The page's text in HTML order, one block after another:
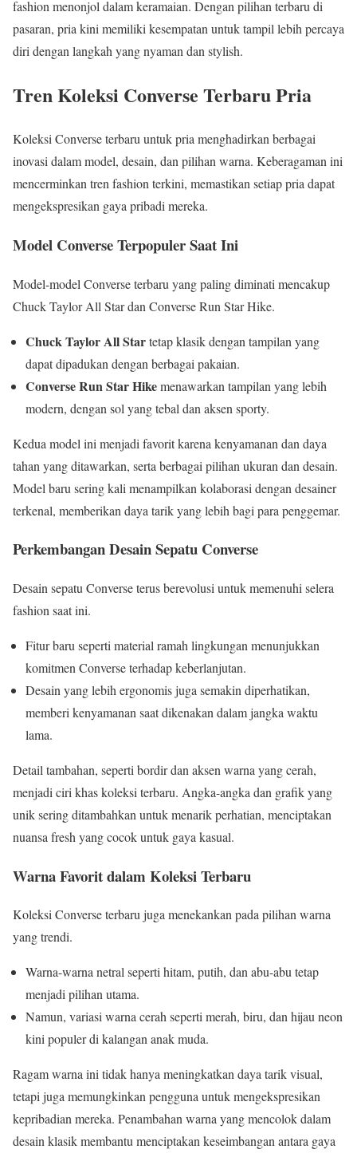
fashion menonjol dalam keramaian. Dengan pilihan terbaru di
pasaran, pria kini memiliki kesempatan untuk tampil lebih percaya
diri dengan langkah yang nyaman dan stylish.
Tren Koleksi Converse Terbaru Pria
Koleksi Converse terbaru untuk pria menghadirkan berbagai
inovasi dalam model, desain, dan pilihan warna. Keberagaman ini
mencerminkan tren fashion terkini, memastikan setiap pria dapat
mengekspresikan gaya pribadi mereka.
Model Converse Terpopuler Saat Ini
Model-model Converse terbaru yang paling diminati mencakup
Chuck Taylor All Star dan Converse Run Star Hike.
Chuck Taylor All Startetap klasik dengan tampilan yang
dapat dipadukan dengan berbagai pakaian.
Converse Run Star Hikemenawarkan tampilan yang lebih
modern, dengan sol yang tebal dan aksen sporty.
Kedua model ini menjadi favorit karena kenyamanan dan daya
tahan yang ditawarkan, serta berbagai pilihan ukuran dan desain.
Model baru sering kali menampilkan kolaborasi dengan desainer
terkenal, memberikan daya tarik yang lebih bagi para penggemar.
Perkembangan Desain Sepatu Converse
Desain sepatu Converse terus berevolusi untuk memenuhi selera
fashion saat ini.
Fitur baru seperti material ramah lingkungan menunjukkan
komitmen Converse terhadap keberlanjutan.
Desain yang lebih ergonomis juga semakin diperhatikan,
memberi kenyamanan saat dikenakan dalam jangka waktu
lama.
Detail tambahan, seperti bordir dan aksen warna yang cerah,
menjadi ciri khas koleksi terbaru. Angka-angka dan grafik yang
unik sering ditambahkan untuk menarik perhatian, menciptakan
nuansa fresh yang cocok untuk gaya kasual.
Warna Favorit dalam Koleksi Terbaru
Koleksi Converse terbaru juga menekankan pada pilihan warna
yang trendi.
Warna-warna netral seperti hitam, putih, dan abu-abu tetap
menjadi pilihan utama.
Namun, variasi warna cerah seperti merah, biru, dan hijau neon
kini populer di kalangan anak muda.
Ragam warna ini tidak hanya meningkatkan daya tarik visual,
tetapi juga memungkinkan pengguna untuk mengekspresikan
kepribadian mereka. Penambahan warna yang mencolok dalam
desain klasik membantu menciptakan keseimbangan antara gaya